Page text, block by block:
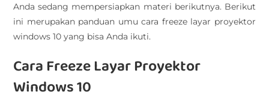
Anda sedang mempersiapkan materi berikutnya. Berikut
ini merupakan panduan umu cara freeze layar proyektor
windows 10 yang bisa Anda ikuti.
Cara Freeze Layar Proyektor
Windows 10